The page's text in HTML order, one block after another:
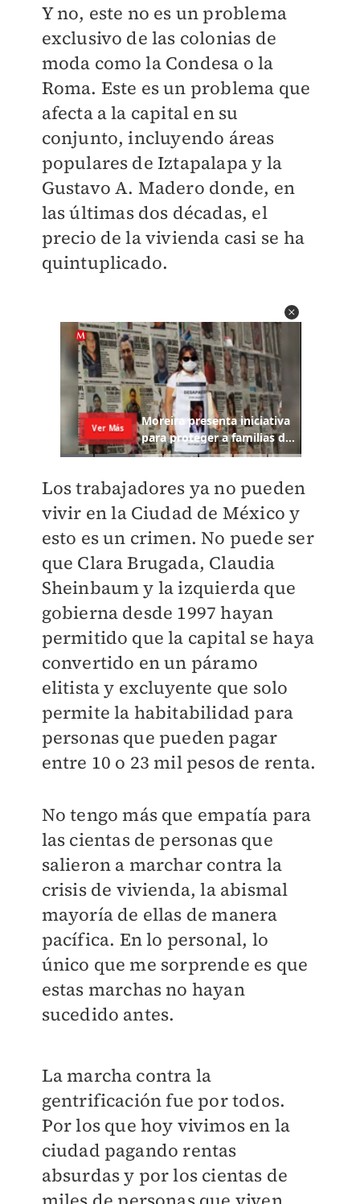
Y no, este no es un problema
exclusivo de las colonias de
moda como la Condesa o la
Roma. Este es un problema que
afecta a la capital en su
conjunto, incluyendo áreas
populares de Iztapalapa y la
Gustavo A. Madero donde, en
las últimas dos décadas, el
precio de la vivienda casi se ha
quintuplicado.
Los trabajadores ya no pueden
vivir en la Ciudad de México y
esto es un crimen. No puede ser
que Clara Brugada, Claudia
Sheinbaum y la izquierda que
gobierna desde 1997 hayan
permitido que la capital se haya
convertido en un páramo
elitista y excluyente que solo
permite la habitabilidad para
personas que pueden pagar
entre 10 o 23 mil pesos de renta.
No tengo más que empatía para
las cientas de personas que
salieron a marchar contra la
crisis de vivienda, la abismal
mayoría de ellas de manera
pacífica. En lo personal, lo
único que me sorprende es que
estas marchas no hayan
sucedido antes.
La marcha contra la
gentrificación fue por todos.
Por los que hoy vivimos en la
ciudad pagando rentas
absurdas y por los cientas de